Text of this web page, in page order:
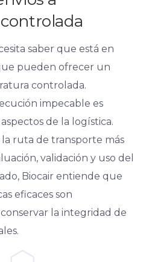
saber que está en
pueden ofrecer un
controlada.
impecable es
de la logística.
ruta de transporte más
validación y uso del
Biocair entiende que
eficaces son
la integridad de